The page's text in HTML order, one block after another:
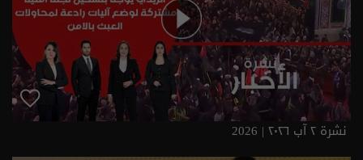
نشرة ٢ آب ٢٠٢٦ | 2026